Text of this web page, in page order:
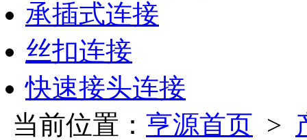
承插式连接
丝扣连接
快速接头连接
当前位置： 亨源首页 >